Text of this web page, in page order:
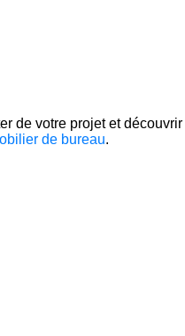
de votre projet et découvrir
de bureau.